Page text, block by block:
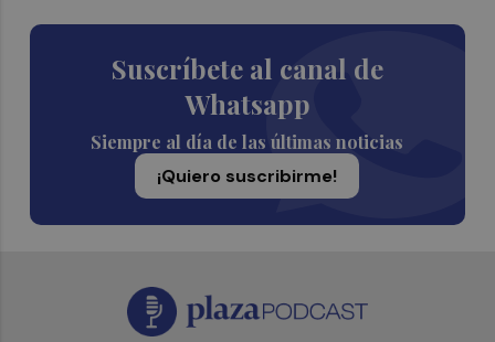
Suscríbete al canal de
Whatsapp
Siempre al día de las últimas noticias
¡Quiero suscribirme!